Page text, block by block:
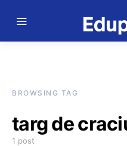
BROWSING TAG
targ de
1 post